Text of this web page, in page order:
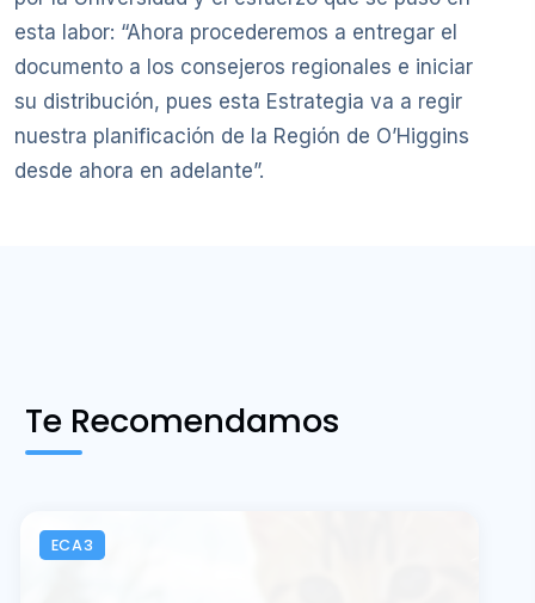
esta labor: “Ahora procederemos a entregar el
documento a los consejeros regionales e iniciar
su distribución, pues esta Estrategia va a regir
nuestra planificación de la Región de O’Higgins
desde ahora en adelante”.
Te Recomendamos
ECA3